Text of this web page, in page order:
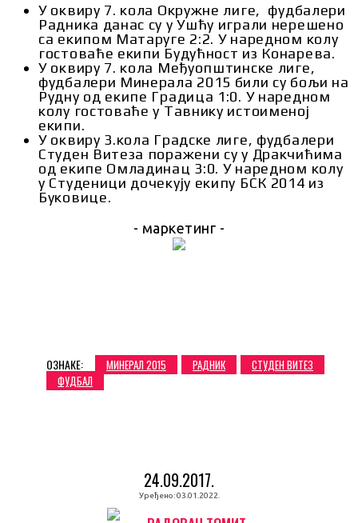
У оквиру 7. кола Окружне лиге, фудбалери
Радника данас су у Ушћу играли нерешено
са екипом Матаруге 2:2. У наредном колу
гостоваће екипи Будућност из Конарева.
У оквиру 7. кола Међуопштинске лиге,
фудбалери Минерала 2015 били су бољи на
Рудну од екипе Градица 1:0. У наредном
колу гостоваће у Тавнику истоименој
екипи.
У оквиру 3.кола Градске лиге, фудбалери
Студен Витеза поражени су у Дракчићима
од екипе Омладинац 3:0. У наредном колу
у Студеници дочекују екипу БСК 2014 из
Буковице.
- маркетинг -
ОЗНАКЕ: МИНЕРАЛ 2015 РАДНИК
СТУДЕН ВИТЕЗ
ФУДБАЛ
24.09.2017.
Уређено: 03.01.2022.